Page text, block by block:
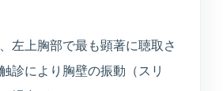
左上胸部で最も顕著に聴取さ
診により胸壁の振動（スリ